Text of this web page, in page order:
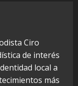
Ciro
de interés
local a
más